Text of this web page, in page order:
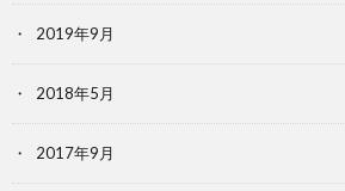
2019年9月
2018年5月
2017年9月